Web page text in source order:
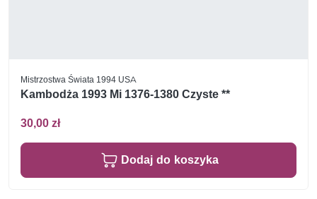
Mistrzostwa Świata 1994 USA
Kambodża 1993 Mi 1376-1380 Czyste **
30,00 zł
Dodaj do koszyka